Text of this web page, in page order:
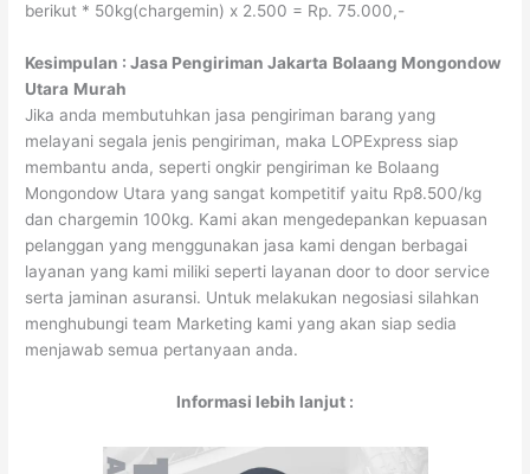
berikut * 50kg(chargemin) x 2.500 = Rp. 75.000,-
Kesimpulan : Jasa Pengiriman Jakarta Bolaang Mongondow
Utara Murah
Jika anda membutuhkan jasa pengiriman barang yang
melayani segala jenis pengiriman, maka LOPExpress siap
membantu anda, seperti ongkir pengiriman ke Bolaang
Mongondow Utara yang sangat kompetitif yaitu Rp8.500/kg
dan chargemin 100kg. Kami akan mengedepankan kepuasan
pelanggan yang menggunakan jasa kami dengan berbagai
layanan yang kami miliki seperti layanan door to door service
serta jaminan asuransi. Untuk melakukan negosiasi silahkan
menghubungi team Marketing kami yang akan siap sedia
menjawab semua pertanyaan anda.
Informasi lebih lanjut :